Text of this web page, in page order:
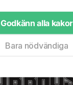
Godkänn alla kakor
Bara nödvändiga